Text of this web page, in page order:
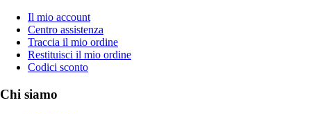
Il mio account
Centro assistenza
Traccia il mio ordine
Restituisci il mio ordine
Codici sconto
Chi siamo